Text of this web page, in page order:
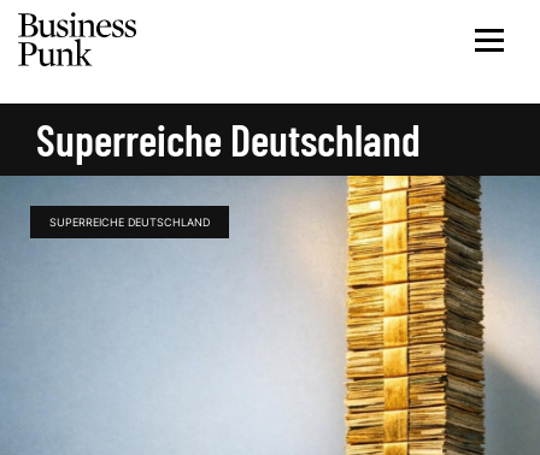
Superreiche Deutschland
SUPERREICHE DEUTSCHLAND